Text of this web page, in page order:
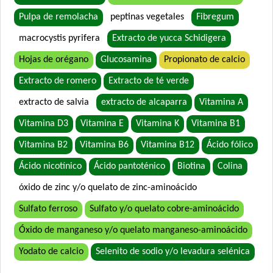
Eukanuba Puppy Medium Breed
Eukanuba Puppy Medium Lamb (Cordero)
Exact Perros Cachorros
Exact Premium Perro Cachorro
Excellent Perro Cachorro Razas Medianas y Grandes
Excellent Puppy Crecimiento
Fawna Cachorro Mordida Mediana y Grande
Ganacan Perro Cachorro Leche y Carne
Gandum Perro Cachorro
HOP! Perro Cachorro Mediano y Grande
Jaspe Premium Perro Cachorro
Ken-L Perro Cachorro de Raza Mediana y Grande
Kongo Gold Perro Cachorro Todas las Razas
Pulpa de remolacha peptinas vegetales Fibregum
macrocystis pyrifera Extracto de yucca Schidigera
Hojas de orégano Glucosamina Propionato de calcio
Extracto de romero Extracto de té verde
extracto de salvia extracto de alcaparra Vitamina A
Vitamina D3 Vitamina E Vitamina K Vitamina B1
Vitamina B2 Vitamina B6 Vitamina B12 Ácido fólico
Ácido nicotínico Ácido pantoténico Biotina Colina
óxido de zinc y/o quelato de zinc-aminoácido
Sulfato ferroso Sulfato y/o quelato cobre-aminoácido
Óxido de manganeso y/o quelato manganeso-aminoácido
Yodato de calcio Selenito de sodio y/o levadura selénica